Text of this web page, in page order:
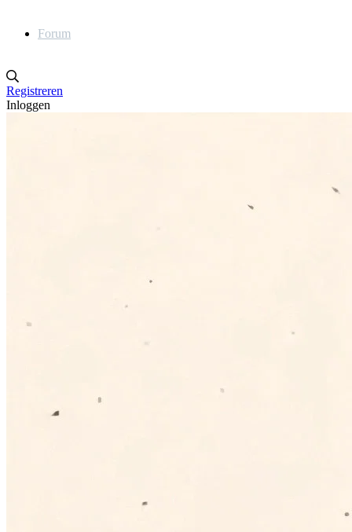
Forum
Registreren
Inloggen